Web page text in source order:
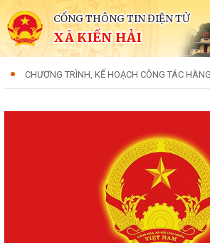
CỔNG THÔNG TIN ĐIỆN TỬ
XÃ KIẾN HẢI
CHƯƠNG TRÌNH, KẾ HOẠCH CÔNG TÁC